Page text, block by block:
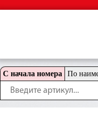
С начала номера По